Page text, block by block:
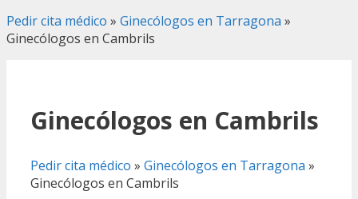
Pedir cita médico » Ginecólogos en Tarragona »
Ginecólogos en Cambrils
Ginecólogos en Cambrils
Pedir cita médico » Ginecólogos en Tarragona »
Ginecólogos en Cambrils